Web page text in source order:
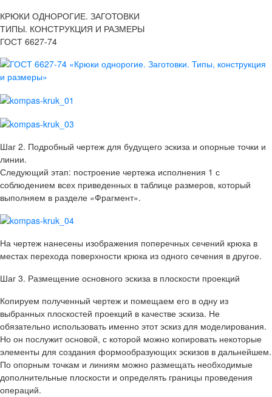
КРЮКИ ОДНОРОГИЕ. ЗАГОТОВКИ
ТИПЫ. КОНСТРУКЦИЯ И РАЗМЕРЫ
ГОСТ 6627-74
Шаг 2. Подробный чертеж для будущего эскиза и опорные точки и
линии.
Следующий этап: построение чертежа исполнения 1 с
соблюдением всех приведенных в таблице размеров, который
выполняем в разделе «Фрагмент».
На чертеж нанесены изображения поперечных сечений крюка в
местах перехода поверхности крюка из одного сечения в другое.
Шаг 3. Размещение основного эскиза в плоскости проекций
Копируем полученный чертеж и помещаем его в одну из
выбранных плоскостей проекций в качестве эскиза. Не
обязательно использовать именно этот эскиз для моделирования.
Но он послужит основой, с которой можно копировать некоторые
элементы для создания формообразующих эскизов в дальнейшем.
По опорным точкам и линиям можно размещать необходимые
дополнительные плоскости и определять границы проведения
операций.